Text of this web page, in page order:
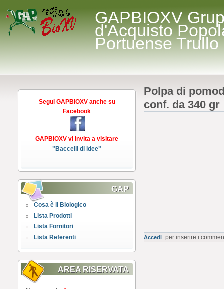
GAPBIOXV
d'Acquisto
Portuense Trullo
Segui GAPBIOXV anche su
Facebook
GAPBIOXV vi invita a visitare
"Baccelli di idee"
GAP
Cosa è il Biologico
Lista Prodotti
Lista Fornitori
Lista Referenti
AREA RISERVATA
Polpa di
conf. da 340 gr
Accedi per inserire i